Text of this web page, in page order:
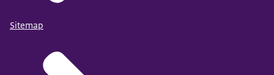
Sitemap